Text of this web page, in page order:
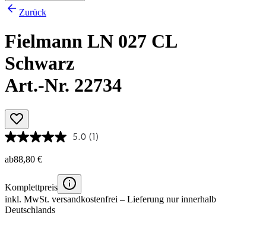
Zurück
Fielmann LN 027 CL
Schwarz
Art.-Nr. 22734
5.0 (1)
ab88,80 €
Komplettpreis
inkl. MwSt. versandkostenfrei – Lieferung nur innerhalb
Deutschlands